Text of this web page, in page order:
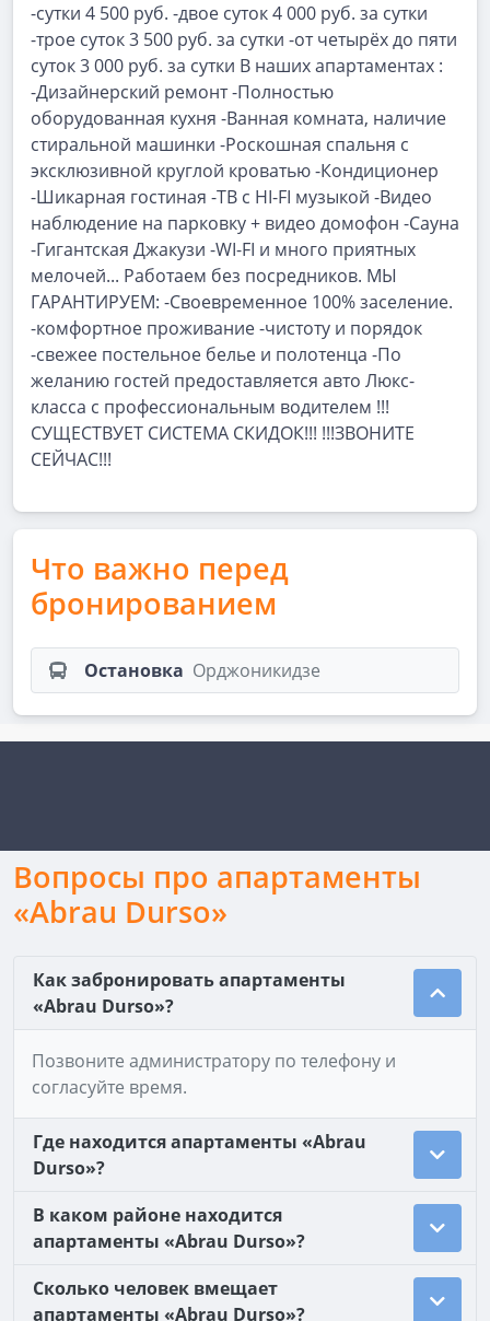
-сутки 4 500 руб. -двое суток 4 000 руб. за сутки
-трое суток 3 500 руб. за сутки -от четырёх до пяти
суток 3 000 руб. за сутки В наших апартаментах :
-Дизайнерский ремонт -Полностью
оборудованная кухня -Ванная комната, наличие
стиральной машинки -Роскошная спальня с
эксклюзивной круглой кроватью -Кондиционер
-Шикарная гостиная -ТВ с HI-FI музыкой -Видео
наблюдение на парковку + видео домофон -Сауна
-Гигантская Джакузи -WI-FI и много приятных
мелочей... Работаем без посредников. МЫ
ГАРАНТИРУЕМ: -Своевременное 100% заселение.
-комфортное проживание -чистоту и порядок
-свежее постельное белье и полотенца -По
желанию гостей предоставляется авто Люкс-
класса с профессиональным водителем !!!
СУЩЕСТВУЕТ СИСТЕМА СКИДОК!!! !!!ЗВОНИТЕ
СЕЙЧАС!!!
Что важно перед
бронированием
Остановка Орджоникидзе
Вопросы про апартаменты
«Abrau Durso»
Как забронировать апартаменты
«Abrau Durso»?
Позвоните администратору по телефону и
согласуйте время.
Где находится апартаменты «Abrau
Durso»?
В каком районе находится
апартаменты «Abrau Durso»?
Сколько человек вмещает
апартаменты «Abrau Durso»?